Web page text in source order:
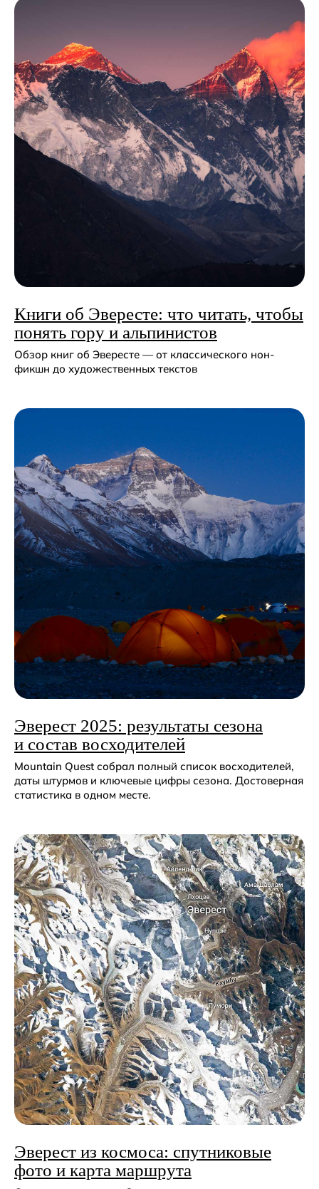
Книги об Эвересте: что читать, чтобы
понять гору и альпинистов
Обзор книг об Эвересте — от классического нон-
фикшн до художественных текстов
Эверест 2025: результаты сезона
и состав восходителей
Mountain Quest собрал полный список восходителей,
даты штурмов и ключевые цифры сезона. Достоверная
статистика в одном месте.
Эве рест из космоса: спутниковые
фото и карта маршрута